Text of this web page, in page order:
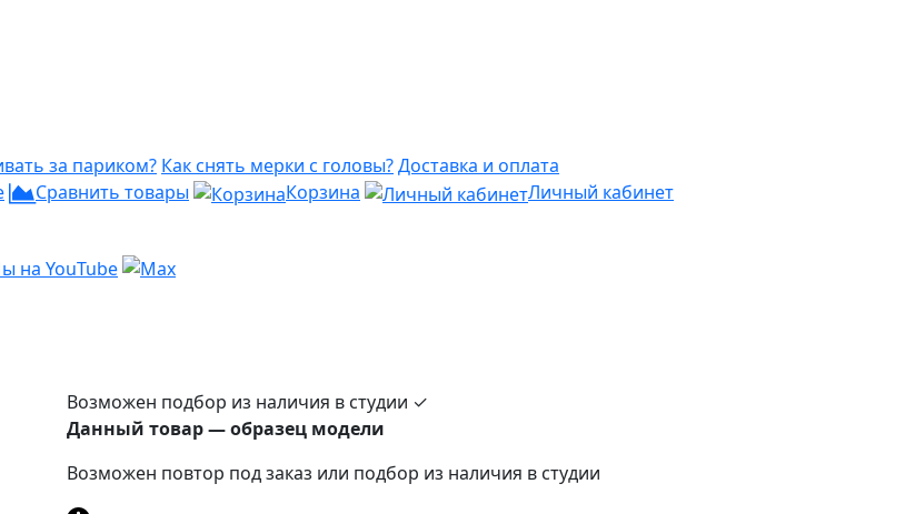
за париком? Как снять мерки с головы?Доставка и оплата
Сравнить товары Корзина Личный кабинет
Возможен подбор из наличия в студии ✓
Данный товар — образец модели
Возможен повтор под заказ или подбор из наличия в студии